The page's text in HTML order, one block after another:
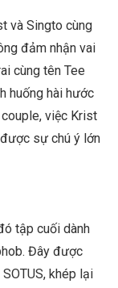
và Singto cùng
đảm nhận vai
cùng tên Tee
huống hài hước
việc Krist
sự chú ý lớn
tập cuối dành
Đây được
khép lại